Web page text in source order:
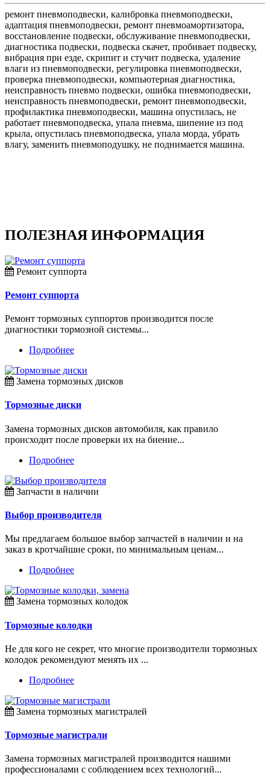
ремонт пневмоподвески, калибровка пневмоподвески,
адаптация пневмоподвески, ремонт пневмоамортизатора,
восстановление подвески, обслуживание пневмоподвески,
диагностика подвески, подвеска скачет, пробивает подвеску,
вибрация при езде, скрипит и стучит подвеска, удаление
влаги из пневмоподвески, регулировка пневмоподвески,
проверка пневмоподвески, компьютерная диагностика,
неисправность пневмо подвески, ошибка пневмоподвески,
неисправность пневмоподвески, ремонт пневмоподвески,
профилактика пневмоподвески, машина опустилась, не
работает пневмоподвеска, упала пневма, шипение из под
крыла, опустилась пневмоподвеска, упала морда, убрать
влагу, заменить пневмоподушку, не поднимается машина.
ПОЛЕЗНАЯ ИНФОРМАЦИЯ
Ремонт суппорта
Ремонт суппорта
Ремонт тормозных суппортов производится после
диагностики тормозной системы...
Подробнее
Замена тормозных дисков
Тормозные диски
Замена тормозных дисков автомобиля, как правило
происходит после проверки их на биение...
Подробнее
Запчасти в наличии
Выбор производителя
Мы предлагаем большое выбор запчастей в наличии и на
заказ в кротчайшие сроки, по минимальным ценам...
Подробнее
Замена тормозных колодок
Тормозные колодки
Не для кого не секрет, что многие производители тормозных
колодок рекомендуют менять их ...
Подробнее
Замена тормозных магистралей
Тормозные магистрали
Замена тормозных магистралей производится нашими
профессионалами с соблюдением всех технологий...